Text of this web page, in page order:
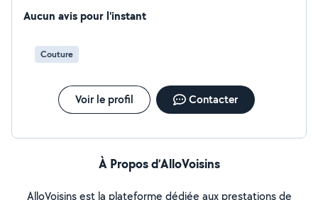
Aucun avis pour l'instant
Couture
Voir le profil Contacter
À Propos d’AlloVoisins
AlloVoisins est la plateforme dédiée aux prestations de